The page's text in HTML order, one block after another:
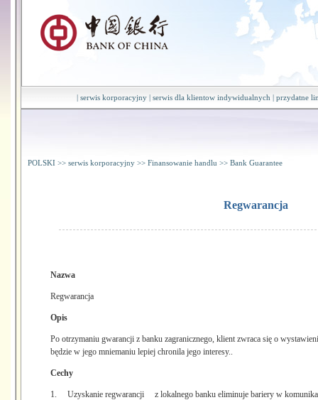
| serwis korporacyjny | serwis dla klientow indywidualnych | przydatne
POLSKI >> serwis korporacyjny >> Finansowanie handlu >> Bank Guarantee
Regwarancja
Nazwa
Regwarancja
Opis
Po otrzymaniu gwarancji z banku zagranicznego, klient zwraca się o
będzie w jego mniemaniu lepiej chronila jego interesy..
Cechy
1. Uzyskanie regwarancji z lokalnego banku eliminuje bariery w